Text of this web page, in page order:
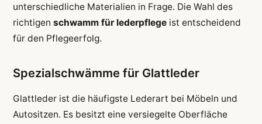
unterschiedliche Materialien in Frage. Die Wahl des
richtigen schwamm für lederpflegeist entscheidend
für den Pflegeerfolg.
Spezialschwämme für Glattleder
Glattleder ist die häufigste Lederart bei Möbeln und
Autositzen. Es besitzt eine versiegelte Oberfläche